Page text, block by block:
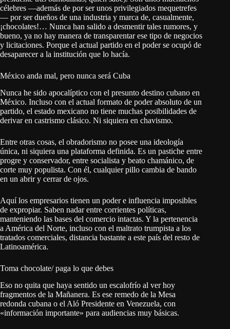
célebres —además de por ser unos privilegiados mequetrefes
— por ser dueños de una industria y marca de, casualmente,
¡chocolates!… Nunca han salido a desmentir tales rumores, y
bueno, ya no hay manera de transparentar ese tipo de negocios
y licitaciones. Porque el actual partido en el poder se ocupó de
desaparecer a la institución que lo hacía.
México anda mal, pero nunca será Cuba
Nunca he sido apocalíptico con el presunto destino cubano en
México. Incluso con el actual formato de poder absoluto de un
partido, el estado mexicano no tiene muchas posibilidades de
derivar en castrismo clásico. Ni siquiera en chavismo.
Entre otras cosas, el obradorismo no posee una ideología
única, ni siquiera una plataforma definida. Es un pastiche entre
progre y conservador, entre socialista y beato chamánico, de
corte muy populista. Con él, cualquier pillo cambia de bando
en un abrir y cerrar de ojos.
Aquí los empresarios tienen un poder e influencia imposibles
de expropiar. Saben nadar entre corrientes políticas,
manteniendo las bases del comercio intactas. Y la pertenencia
a América del Norte, incluso con el maltrato trumpista a los
tratados comerciales, distancia bastante a este país del resto de
Latinoamérica.
Toma chocolate/ paga lo que debes
Eso no quita que haya sentido un escalofrío al ver hoy
fragmentos de la Mañanera. Es ese remedo de la Mesa
redonda cubana o el Aló Presidente en Venezuela, con
«información importante» para audiencias muy básicas.